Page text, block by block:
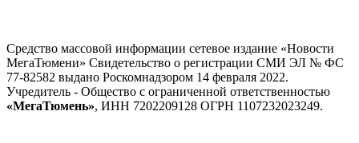
Средство массовой информации сетевое издание «Новости
МегаТюмени» Свидетельство о регистрации СМИ ЭЛ № ФС
77-82582 выдано Роскомнадзором 14 февраля 2022.
Учредитель - Общество с ограниченной ответственностью
«МегаТюмень», ИНН 7202209128 ОГРН 1107232023249.